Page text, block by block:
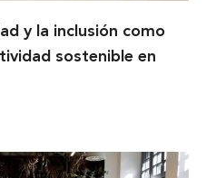
y la inclusión como
sostenible en